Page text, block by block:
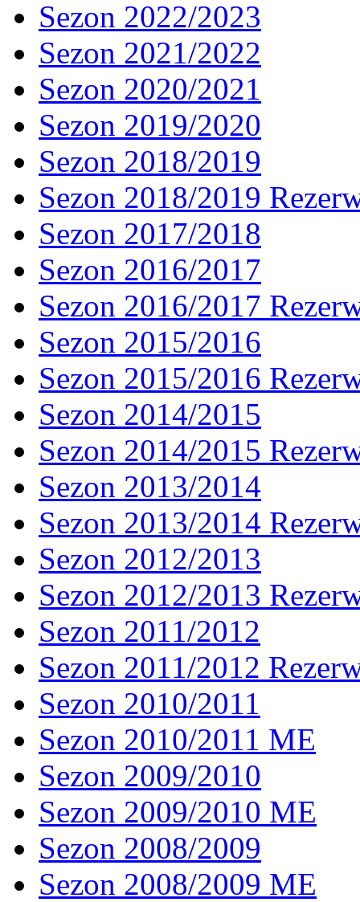
Sezon 2022/2023
Sezon 2021/2022
Sezon 2020/2021
Sezon 2019/2020
Sezon 2018/2019
Sezon 2018/2019
Sezon 2017/2018
Sezon 2016/2017
Sezon 2016/2017
Sezon 2015/2016
Sezon 2015/2016
Sezon 2014/2015
Sezon 2014/2015
Sezon 2013/2014
Sezon 2013/2014
Sezon 2012/2013
Sezon 2012/2013
Sezon 2011/2012
Sezon 2011/2012
Sezon 2010/2011
Sezon 2010/2011 ME
Sezon 2009/2010
Sezon 2009/2010 ME
Sezon 2008/2009
Sezon 2008/2009 ME